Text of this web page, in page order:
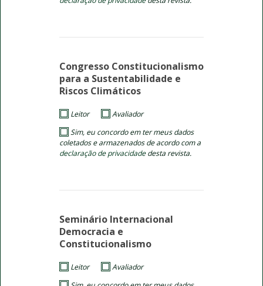
Congresso Constitucionalismo
para a Sustentabilidade e
Riscos Climáticos
Leitor
Avaliador
coletados e armazenados de acordo com a
declaração de privacidadedesta revista.
Seminário Internacional
Democracia e
Constitucionalismo
Leitor
Avaliador